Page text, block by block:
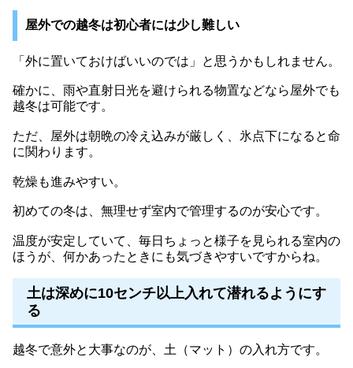
屋外での越冬は初心者には少し難しい
「外に置いておけばいいのでは」と思うかもしれません。
確かに、雨や直射日光を避けられる物置などなら屋外でも
越冬は可能です。
ただ、屋外は朝晩の冷え込みが厳しく、氷点下になると命
に関わります。
乾燥も進みやすい。
初めての冬は、無理せず室内で管理するのが安心です。
温度が安定していて、毎日ちょっと様子を見られる室内の
ほうが、何かあったときにも気づきやすいですからね。
土は深めに10センチ以上入れて潜れるようにす
る
越冬で意外と大事なのが、土（マット）の入れ方です。